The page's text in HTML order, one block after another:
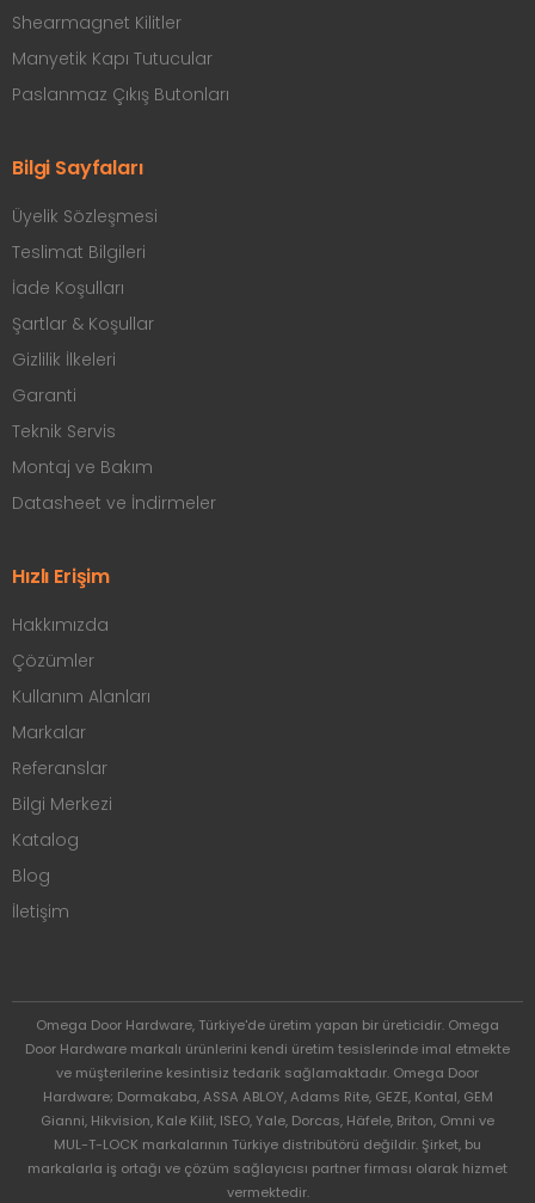
Shearmagnet Kilitler
Manyetik Kapı Tutucular
Paslanmaz Çıkış Butonları
Bilgi Sayfaları
Üyelik Sözleşmesi
Teslimat Bilgileri
İade Koşulları
Şartlar & Koşullar
Gizlilik İlkeleri
Garanti
Teknik Servis
Montaj ve Bakım
Datasheet ve İndirmeler
Hızlı Erişim
Hakkımızda
Çözümler
Kullanım Alanları
Markalar
Referanslar
Bilgi Merkezi
Katalog
Blog
İletişim
Omega Door Hardware, Türkiye'de üretim yapan bir üreticidir. Omega
Door Hardware markalı ürünlerini kendi üretim tesislerinde imal etmekte
ve müşterilerine kesintisiz tedarik sağlamaktadır. Omega Door
Hardware; Dormakaba, ASSA ABLOY, Adams Rite, GEZE, Kontal, GEM
Gianni, Hikvision, Kale Kilit, ISEO, Yale, Dorcas, Häfele, Briton, Omni ve
MUL-T-LOCK markalarının Türkiye distribütörü değildir. Şirket, bu
markalarla iş ortağı ve çözüm sağlayıcısı partner firması olarak hizmet
vermektedir.